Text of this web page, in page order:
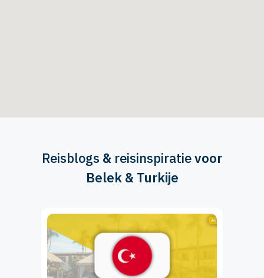
Reisblogs & reisinspiratievoor
Belek & Turkije